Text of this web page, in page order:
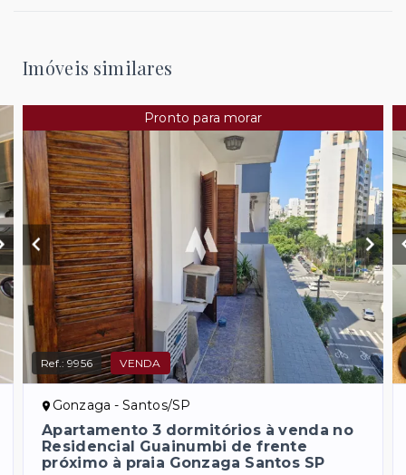
Imóveis similares
Pronto para morar
Ref.:9956 VENDA
Gonzaga - Santos/SP
Apartamento 3 dormitórios à venda no
Residencial Guainumbi de frente
próximo à praia Gonzaga Santos SP